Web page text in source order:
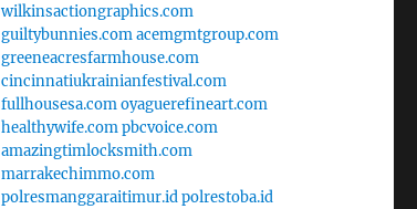
wilkinsactiongraphics.com
guiltybunnies.comacemgmtgroup.com
greeneacresfarmhouse.com
cincinnatiukrainianfestival.com
fullhousesa.comoyaguerefineart.com
healthywife.compbcvoice.com
amazingtimlocksmith.com
marrakechimmo.com
polresmanggaraitimur.idpolrestoba.id